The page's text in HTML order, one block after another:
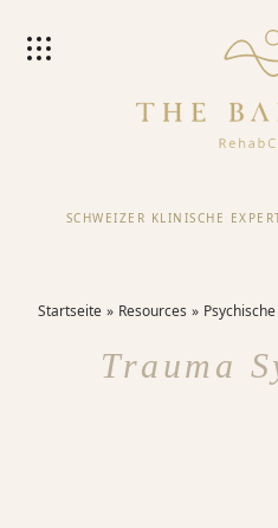
SCHWEIZER KLINISCHE
Startseite Resources
Trauma